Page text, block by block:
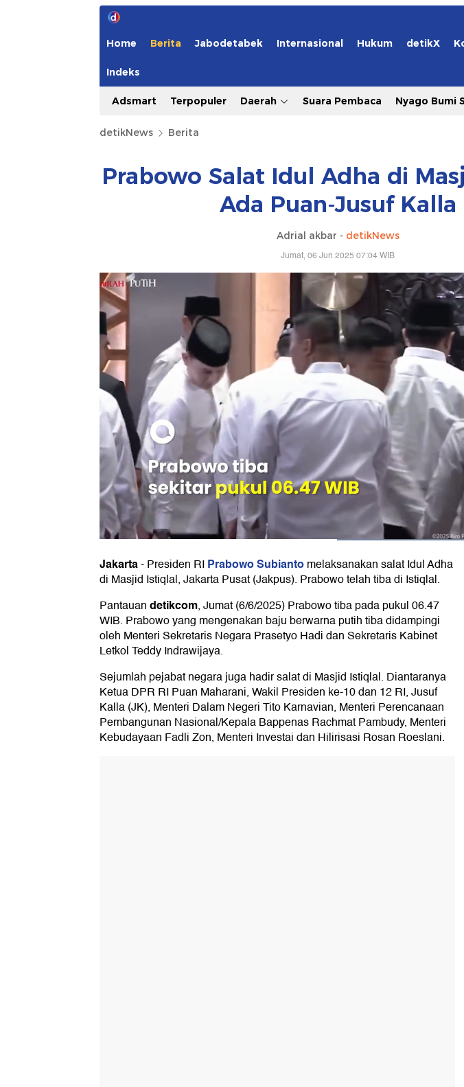
Home Berita Jabodetabek Internasional Hukum detikX
Indeks
Adsmart Terpopuler Daerah Suara Pembaca Nyago Bumi
detikNews Berita
Prabowo Salat Idul Adha di
Ada Puan-Jusuf Kalla
Adrial akbar - detikNews
Jumat, 06 Jun 2025 07:04 WIB
Jakarta-Presiden RIPrabowo Subiantomelaksanakan salat Idul Adha
di Masjid Istiqlal, Jakarta Pusat (Jakpus). Prabowo telah tiba di Istiqlal.
Pantauandetikcom, Jumat (6/6/2025) Prabowo tiba pada pukul 06.47
WIB. Prabowo yang mengenakan baju berwarna putih tiba didampingi
oleh Menteri Sekretaris Negara Prasetyo Hadi dan Sekretaris Kabinet
Letkol Teddy Indrawijaya.
Sejumlah pejabat negara juga hadir salat di Masjid Istiqlal. Diantaranya
Ketua DPR RI Puan Maharani, Wakil Presiden ke-10 dan 12 RI, Jusuf
Kalla (JK), Menteri Dalam Negeri Tito Karnavian, Menteri Perencanaan
Pembangunan Nasional/Kepala Bappenas Rachmat Pambudy, Menteri
Kebudayaan Fadli Zon, Menteri Investai dan Hilirisasi Rosan Roeslani.